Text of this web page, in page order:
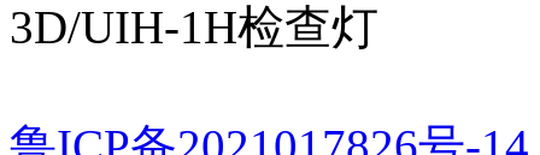
3D/UIH-1H检查灯